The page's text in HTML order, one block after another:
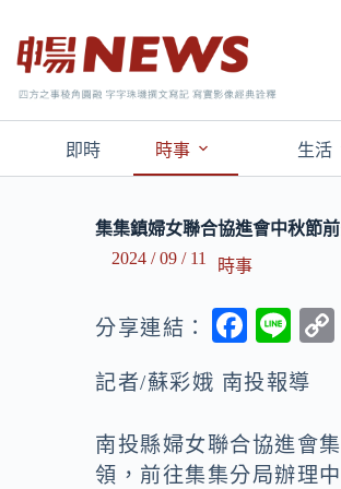
即時 時事 生活
集集鎮婦女聯合協進會中秋節
2024 / 09 / 11
時事
分享連結：
F
e
b
o
Li
e
記者/蘇彩娥 南投報導
南投縣婦女聯合協進會
領，前往集集分局辦理